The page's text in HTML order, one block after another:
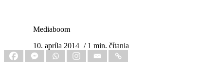
Mediaboom
10. apríla 2014 / 1 min. čítania